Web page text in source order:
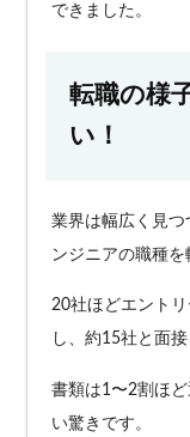
できました。
転職の様
い！
業界は幅広く見
ンジニアの職種を
20社ほどエント
し、約15社と面接
書類は1〜2割ほ
い驚きです。